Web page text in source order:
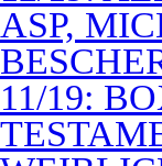
ASP,
11/19: